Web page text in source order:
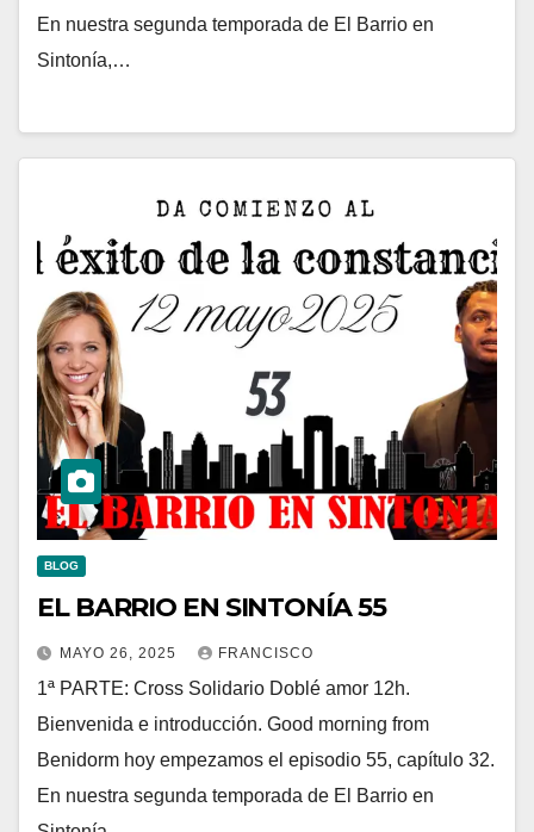
En nuestra segunda temporada de El Barrio en
Sintonía,…
BLOG
EL BARRIO EN SINTONÍA 55
MAYO 26, 2025 FRANCISCO
1ª PARTE: Cross Solidario Doblé amor 12h.
Bienvenida e introducción. Good morning from
Benidorm hoy empezamos el episodio 55, capítulo 32.
En nuestra segunda temporada de El Barrio en